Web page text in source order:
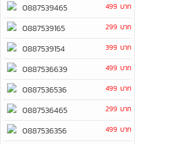
0887539465 499 บาท
0887539165 299 บาท
0887539154 399 บาท
0887536639 499 บาท
0887536536 499 บาท
0887536465 299 บาท
0887536356 499 บาท